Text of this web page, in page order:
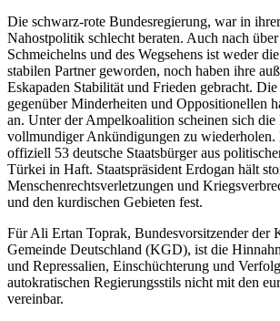
Die schwarz-rote Bundesregierung, war in
Nahostpolitik schlecht beraten. Auch nach
Schmeichelns und des Wegsehens ist weder
stabilen Partner geworden, noch haben ihre
Eskapaden Stabilität und Frieden gebracht. Die
gegenüber Minderheiten und Oppositionellen
an. Unter der Ampelkoalition scheinen sich die
vollmundiger Ankündigungen zu wiederholen.
offiziell 53 deutsche Staatsbürger aus
Türkei in Haft. Staatspräsident Erdogan hält
Menschenrechtsverletzungen und
und den kurdischen Gebieten fest.
Für Ali Ertan Toprak, Bundesvorsitzender der
Gemeinde Deutschland (KGD), ist die
und Repressalien, Einschüchterung und
autokratischen Regierungsstils nicht mit den
vereinbar.